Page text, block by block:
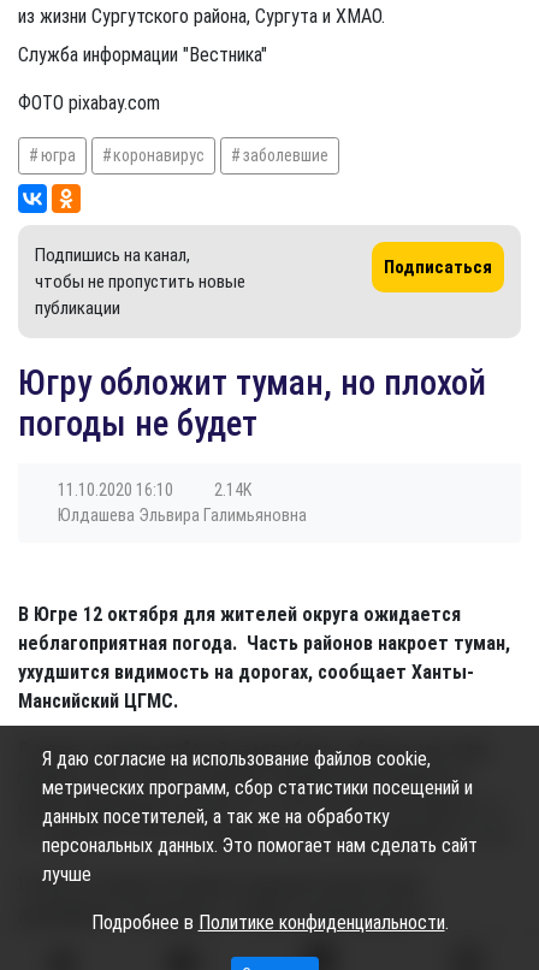
из жизни Сургутского района, Сургута и ХМАО.
Служба информации "Вестника"
ФОТО pixabay.com
югра коронавирус заболевшие
Подпишись на канал,
чтобы не пропустить новые
публикации
Подписаться
Югру обложит туман, но плохой
погоды не будет
11.10.2020 16:10
2.14K
Юлдашева Эльвира Галимьяновна
В Югре 12 октября для жителей округа ожидается
неблагоприятная погода. Часть районов накроет туман,
ухудшится видимость на дорогах, сообщает Ханты-
Мансийский ЦГМС.
В округе в начале рабочей недели будет облачно, местами
пройдут снег и снег с дождём. Температура воздуха до
среды продержится ночью +4, +9 ºС, на востоке округа 0, -5
ºС , днем +8, +13 ºС, в северных и восточных районах 0, +5 ºС.
В Сургуте первая половина грядущей недели будет
дождливой и пасмурной, столбики термометров не
Я даю согласие на использование файлов cookie,
метрических программ, сбор статистики посещений и
данных посетителей, а так же на обработку
персональных данных. Это помогает нам сделать сайт
лучше
Подробнее в Политике конфиденциальности.